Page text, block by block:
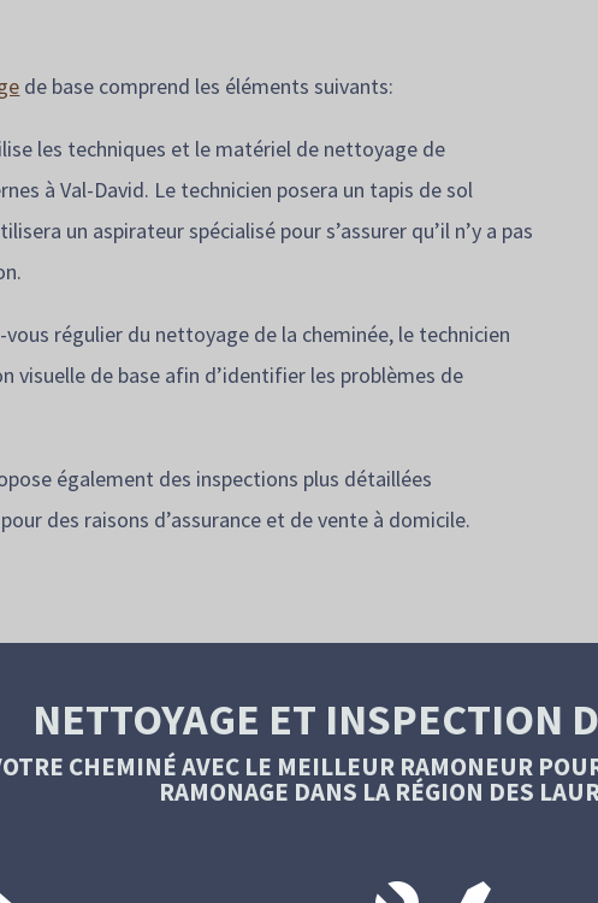
de base comprend les éléments suivants:
les techniques et le matériel de nettoyage de
à Val-David. Le technicien posera un tapis de sol
un aspirateur spécialisé pour s’assurer qu’il n’y a pas
vous régulier du nettoyage de la cheminée, le technicien
visuelle de base afin d’identifier les problèmes de
également des inspections plus détaillées
des raisons d’assurance et de vente à domicile.
NETTOYAGE ET INSPECTION
CHEMINÉ AVEC LE MEILLEUR RAMONEUR
RAMONAGE DANS LA RÉGION DES